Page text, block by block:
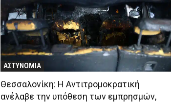
ΑΣΤΥΝΟΜΙΑ
Θεσσαλονίκη: Η Αντιτρομοκρατική
ανέλαβε την υπόθεση των εμπρησμών,